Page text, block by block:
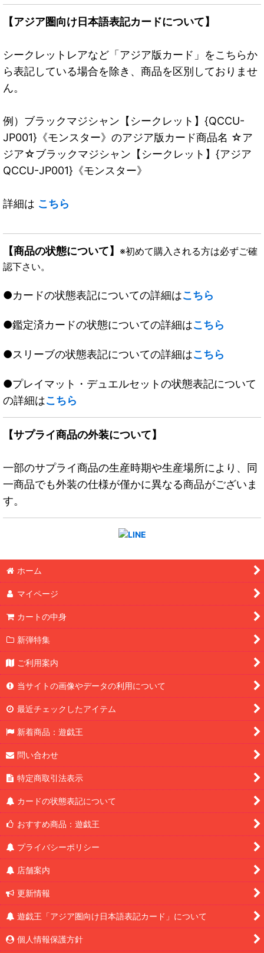
【アジア圏向け日本語表記カードについて】
シークレットレアなど「アジア版カード」をこちらか
ら表記している場合を除き、商品を区別しておりませ
ん。
例）ブラックマジシャン【シークレット】{QCCU-
JP001}《モンスター》のアジア版カード商品名 ☆ア
ジア☆ブラックマジシャン【シークレット】{アジア
QCCU-JP001}《モンスター》
詳細は こちら
【商品の状態について】 ※初めて購入される方は必ずご確
認下さい。
●カードの状態表記についての詳細はこちら
●鑑定済カードの状態についての詳細はこちら
●スリーブの状態表記についての詳細はこちら
●プレイマット・デュエルセットの状態表記について
の詳細はこちら
【サプライ商品の外装について】
一部のサプライ商品の生産時期や生産場所により、同
一商品でも外装の仕様が僅かに異なる商品がございま
す。
ホーム
マイページ
カートの中身
新弾特集
ご利用案内
当サイトの画像やデータの利用について
最近チェックしたアイテム
新着商品：遊戯王
問い合わせ
特定商取引法表示
カードの状態表記について
おすすめ商品：遊戯王
プライバシーポリシー
店舗案内
更新情報
遊戯王「アジア圏向け日本語表記カード」について
個人情報保護方針